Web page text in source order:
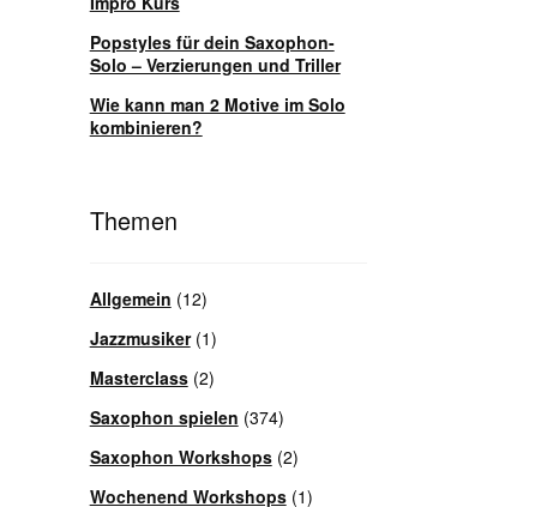
Popstyles für dein Saxophon-
Solo – Verzierungen und Triller
Wie kann man 2 Motive im Solo
kombinieren?
Themen
Allgemein (12)
Jazzmusiker(1)
Masterclass(2)
Saxophon spielen (374)
Saxophon Workshops(2)
Wochenend Workshops(1)